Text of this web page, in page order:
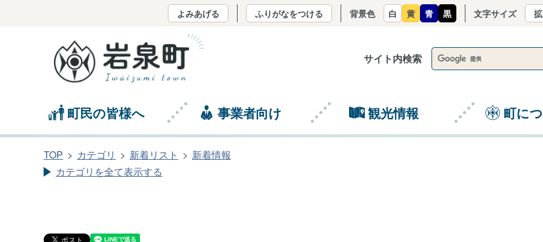
サイト内検索
町民の皆様へ 事業者向け 観光情報 町に
よみあげる ふりがなをつける 背景色 白 黄 青 黒 文字サイズ
TOP カテゴリ 新着リスト
新着情報
カテゴリを全て表示する